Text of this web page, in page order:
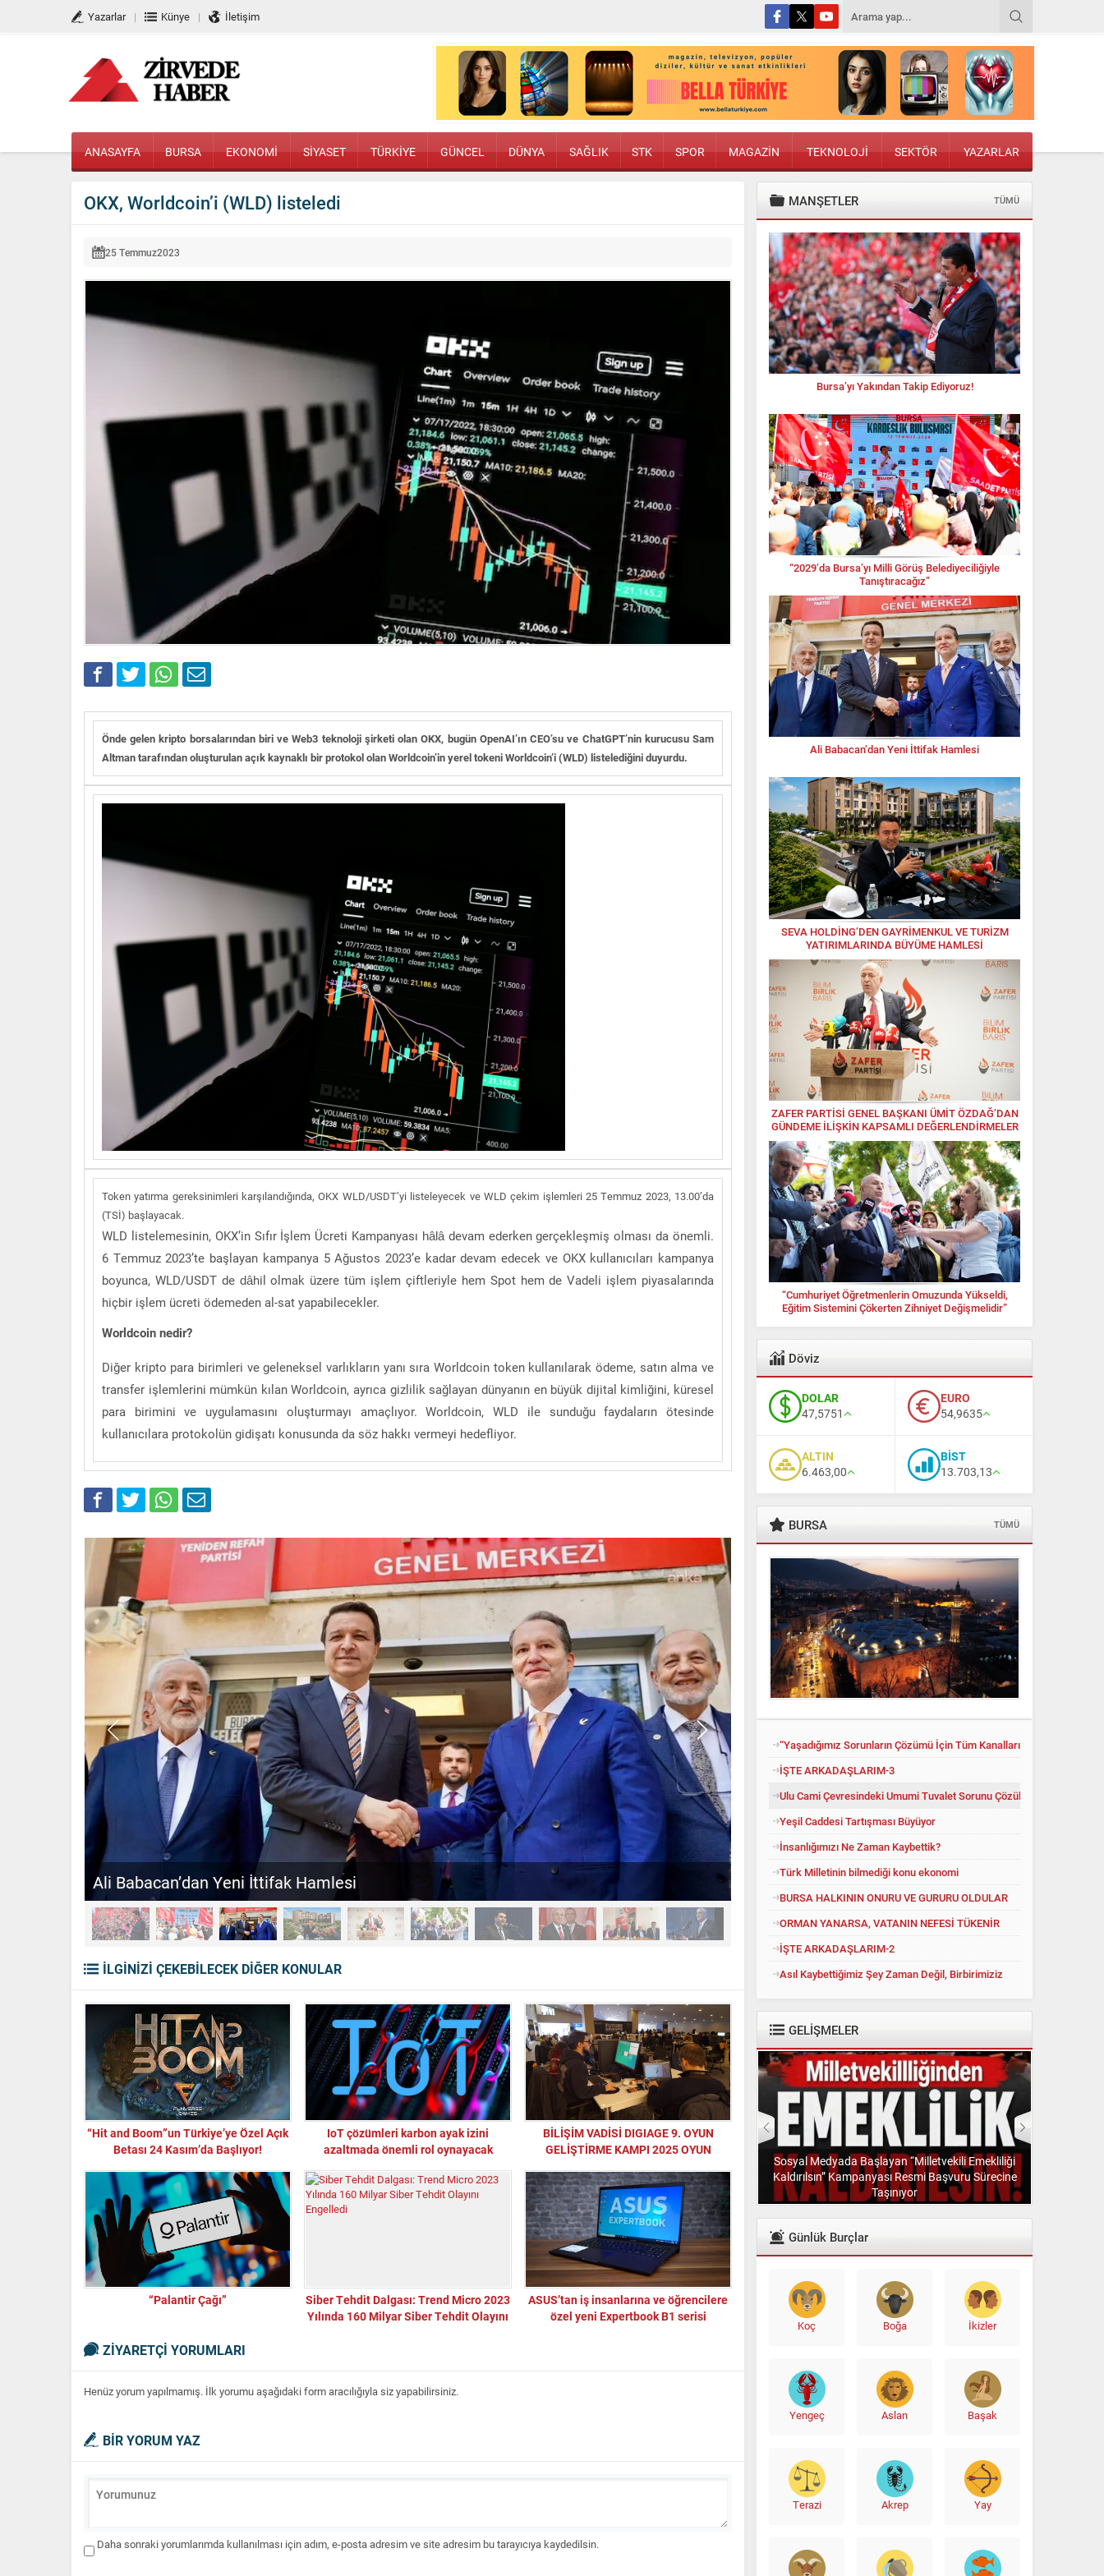
Yazarlar Künye İletişim
ANASAYFA BURSA EKONOMİ SİYASET TÜRKİYE GÜNCEL DÜNYA SAĞLIK STK SPOR MAGAZİN TEKNOLOJİ SEKTÖR YAZARLAR
OKX, Worldcoin’i (WLD) listeledi
25 Temmuz2023
Önde gelen kripto borsalarından biri ve Web3 teknoloji şirketi olan OKX, bugün OpenAI’ın CEO’su ve ChatGPT’nin kurucusu Sam
Altman tarafından oluşturulan açık kaynaklı bir protokol olan Worldcoin’in yerel tokeni Worldcoin’i (WLD) listelediğini duyurdu.
Token yatırma gereksinimleri karşılandığında, OKX WLD/USDT’yi listeleyecek ve WLD çekim işlemleri 25 Temmuz 2023, 13.00’da
(TSİ) başlayacak.
WLD listelemesinin, OKX’in Sıfır İşlem Ücreti Kampanyası hâlâ devam ederken gerçekleşmiş olması da önemli.
6 Temmuz 2023’te başlayan kampanya 5 Ağustos 2023’e kadar devam edecek ve OKX kullanıcıları kampanya
boyunca, WLD/USDT de dâhil olmak üzere tüm işlem çiftleriyle hem Spot hem de Vadeli işlem piyasalarında
hiçbir işlem ücreti ödemeden al-sat yapabilecekler.
Worldcoin nedir?
Diğer kripto para birimleri ve geleneksel varlıkların yanı sıra Worldcoin token kullanılarak ödeme, satın alma ve
transfer işlemlerini mümkün kılan Worldcoin, ayrıca gizlilik sağlayan dünyanın en büyük dijital kimliğini, küresel
para birimini ve uygulamasını oluşturmayı amaçlıyor. Worldcoin, WLD ile sunduğu faydaların ötesinde
kullanıcılara protokolün gidişatı konusunda da söz hakkı vermeyi hedefliyor.
Ali Babacan’dan Yeni İttifak Hamlesi SEVA HOLDİNG’DEN GAYRİMENKUL VE
İLGİNİZİ ÇEKEBİLECEK DİĞER KONULAR
“Hit and Boom”un Türkiye’ye Özel Açık
Betası 24 Kasım’da Başlıyor!
IoT çözümleri karbon ayak izini
azaltmada önemli rol oynayacak
BİLİŞİM VADİSİ DIGIAGE 9. OYUN
GELİŞTİRME KAMPI 2025 OYUN
GETİRECEK
“Palantir Çağı”
Siber Tehdit Dalgası: Trend Micro 2023
Yılında 160 Milyar Siber Tehdit Olayını
ASUS’tan iş insanlarına ve öğrencilere
özel yeni Expertbook B1 serisi
ZİYARETÇİ YORUMLARI
Henüz yorum yapılmamış. İlk yorumu aşağıdaki form aracılığıyla siz yapabilirsiniz.
BİR YORUM YAZ
Daha sonraki yorumlarımda kullanılması için adım, e-posta adresim ve site adresim bu tarayıcıya kaydedilsin.
MANŞETLER TÜMÜ
Bursa’yı Yakından Takip Ediyoruz!
“2029’da Bursa’yı Milli Görüş Belediyeciliğiyle
Tanıştıracağız”
Ali Babacan’dan Yeni İttifak Hamlesi
SEVA HOLDİNG’DEN GAYRİMENKUL VE TURİZM
YATIRIMLARINDA BÜYÜME HAMLESİ
ZAFER PARTİSİ GENEL BAŞKANI ÜMİT ÖZDAĞ’DAN
GÜNDEME İLİŞKİN KAPSAMLI DEĞERLENDİRMELER
“Cumhuriyet Öğretmenlerin Omuzunda Yükseldi,
Eğitim Sistemini Çökerten Zihniyet Değişmelidir”
Döviz
DOLAR
47,5751
EURO
54,9635
ALTIN
6.463,00
BİST
13.703,13
BURSA TÜMÜ
“Yaşadığımız Sorunların Çözümü İçin Tüm Kanalları Denedik”
İŞTE ARKADAŞLARIM-3
Ulu Cami Çevresindeki Umumi Tuvalet Sorunu Çözüldü
Yeşil Caddesi Tartışması Büyüyor
İnsanlığımızı Ne Zaman Kaybettik?
Türk Milletinin bilmediği konu ekonomi
BURSA HALKININ ONURU VE GURURU OLDULAR
ORMAN YANARSA, VATANIN NEFESİ TÜKENİR
İŞTE ARKADAŞLARIM-2
Asıl Kaybettiğimiz Şey Zaman Değil, Birbirimiziz
GELİŞMELER
“Sandık Emaneti Kişisel İkbal İçin Kullanılamaz”
Sosyal Medyada Başlayan “Milletvekili Emekliliği
Kaldırılsın” Kampanyası Resmi Başvuru Sürecine
Taşınıyor
Günlük Burçlar
Koç Boğa İkizler
Yengeç Aslan Başak
Terazi Akrep Yay